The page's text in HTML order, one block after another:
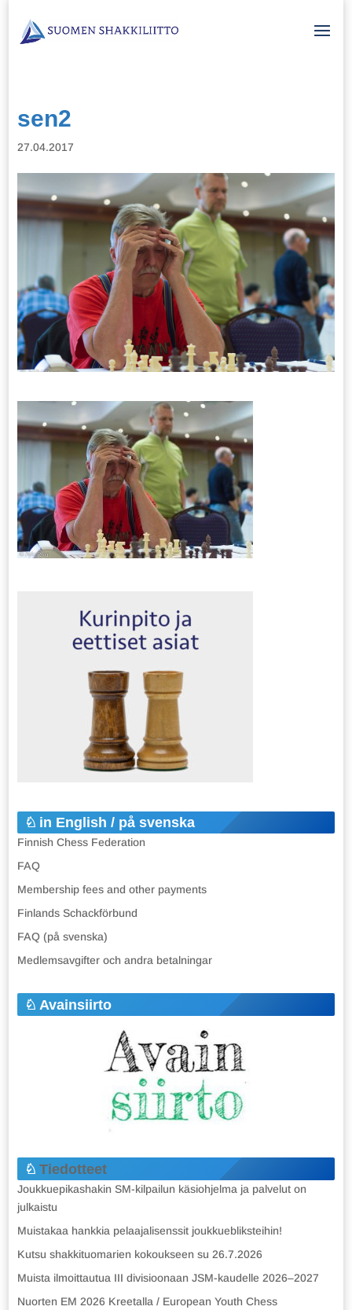
sen2
27.04.2017
in English / på svenska
Finnish Chess Federation
FAQ
Membership fees and other payments
Finlands Schackförbund
FAQ (på svenska)
Medlemsavgifter och andra betalningar
Avainsiirto
Tiedotteet
Joukkuepikashakin SM-kilpailun käsiohjelma ja palvelut on
julkaistu
Muistakaa hankkia pelaajalisenssit joukkuebliksteihin!
Kutsu shakkituomarien kokoukseen su 26.7.2026
Muista ilmoittautua III divisioonaan JSM-kaudelle 2026–2027
Nuorten EM 2026 Kreetalla / European Youth Chess